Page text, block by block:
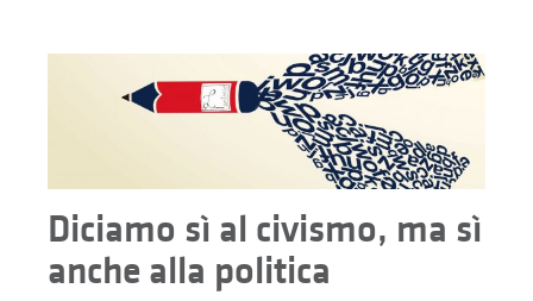
Diciamo sì al civismo, ma sì
anche alla politica